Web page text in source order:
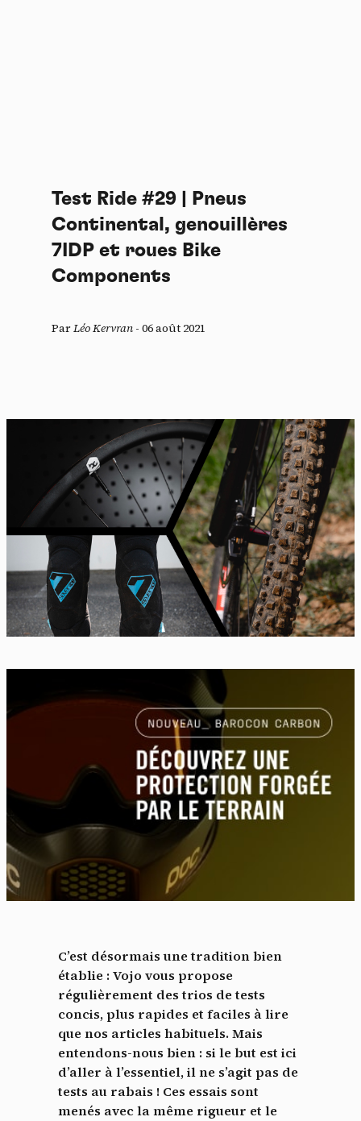
Test Ride #29 | Pneus
Continental, genouillères
7IDP et roues Bike
Components
ParLéo Kervran - 06 août 2021
C’est désormais une tradition bien
établie : Vojo vous propose
régulièrement des trios de tests
concis, plus rapides et faciles à lire
que nos articles habituels. Mais
entendons-nous bien : si le but est ici
d’aller à l’essentiel, il ne s’agit pas de
tests au rabais ! Ces essais sont
menés avec la même rigueur et le